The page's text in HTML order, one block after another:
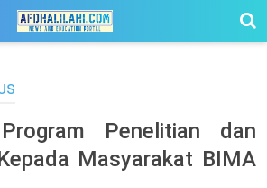
Penelitian dan
Masyarakat BIMA